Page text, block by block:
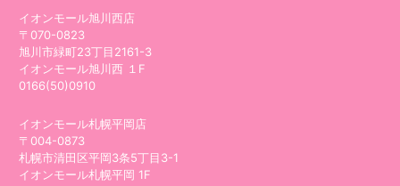
イオンモール旭川西店
〒070-0823
旭川市緑町23丁目2161-3
イオンモール旭川西 １F
0166(50)0910
イオンモール札幌平岡店
〒004-0873
札幌市清田区平岡3条5丁目3-1
イオンモール札幌平岡 1F